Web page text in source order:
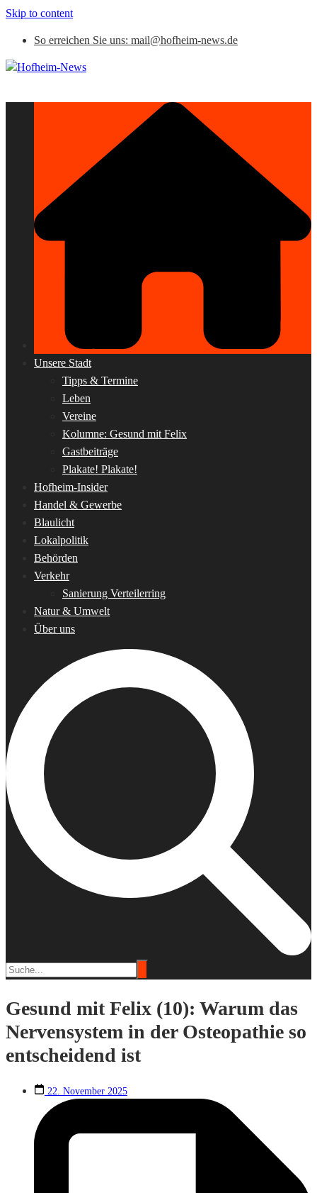
Skip to content
So erreichen Sie uns: mail@hofheim-news.de
Unsere Stadt
Tipps & Termine
Leben
Vereine
Kolumne: Gesund mit Felix
Gastbeiträge
Plakate! Plakate!
Hofheim-Insider
Handel & Gewerbe
Blaulicht
Lokalpolitik
Behörden
Verkehr
Sanierung Verteilerring
Natur & Umwelt
Über uns
Gesund mit Felix (10): Warum das
Nervensystem in der Osteopathie so
entscheidend ist
22. November 2025